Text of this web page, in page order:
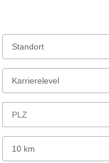
Standort
Karrierelevel
10 km